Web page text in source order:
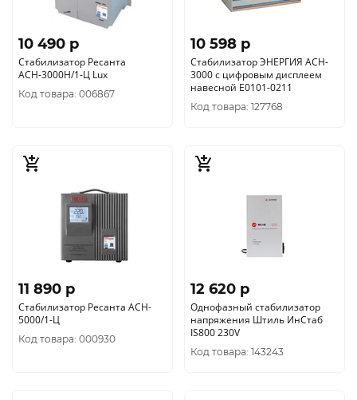
10 490 p
Стабилизатор Ресанта
АСН-3000Н/1-Ц Lux
Код товара: 006867
10 598 p
Cтабилизатор ЭНЕРГИЯ АСН-
3000 с цифровым дисплеем
навесной Е0101-0211
Код товара: 127768
11 890 p
Стабилизатор Ресанта АСН-
5000/1-Ц
Код товара: 000930
12 620 p
Однофазный стабилизатор
напряжения Штиль ИнСтаб
IS800 230V
Код товара: 143243